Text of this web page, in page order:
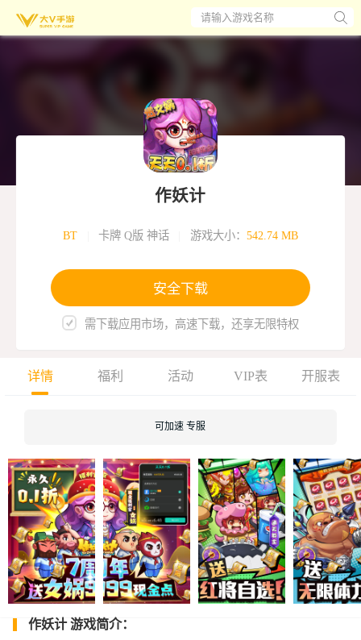
请输入游戏名称
作妖计
BT 卡牌 Q版 神话 游戏大小： 542.74 MB
安全下载
需下载应用市场，高速下载，还享无限特权
详情 福利 活动 VIP表 开服表
可加速 专服
作妖计 游戏简介：